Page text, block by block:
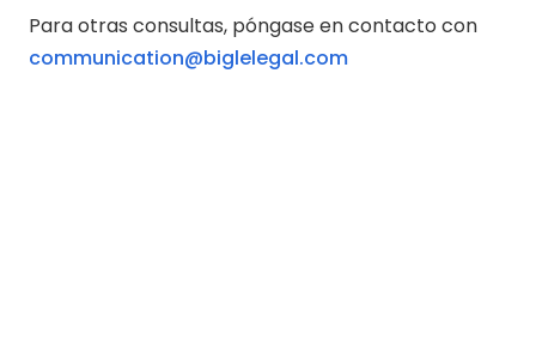
Para otras consultas, póngase en contacto con
communication@biglelegal.com